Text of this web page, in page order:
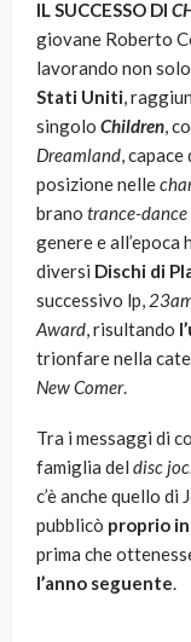
IL SUCCESSO DI
giovane Roberto
lavorando non
Stati Uniti,
singolo Children,
Dreamland,
posizione nelle
brano trance-dance
genere e
diversi Dischi di
successivo lp,
Award, risultando
trionfare nella
New Comer.
Tra i messaggi di
famiglia del disc
c’è anche quello di
pubblicò proprio
prima che
l’anno seguente.